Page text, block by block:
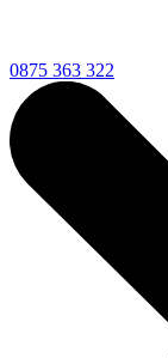
0875 363 322